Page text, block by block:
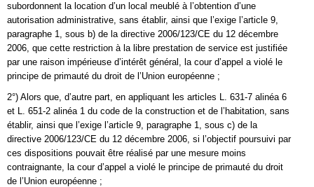
subordonnent la location d’un local meublé à l’obtention d’une
autorisation administrative, sans établir, ainsi que l’exige l’article 9,
paragraphe 1, sous b) de la directive 2006/123/CE du 12 décembre
2006, que cette restriction à la libre prestation de service est justifiée
par une raison impérieuse d’intérêt général, la cour d’appel a violé le
principe de primauté du droit de l’Union européenne ;
2°) Alors que, d’autre part, en appliquant les articles L. 631-7 alinéa 6
et L. 651-2 alinéa 1 du code de la construction et de l’habitation, sans
établir, ainsi que l’exige l’article 9, paragraphe 1, sous c) de la
directive 2006/123/CE du 12 décembre 2006, si l’objectif poursuivi par
ces dispositions pouvait être réalisé par une mesure moins
contraignante, la cour d’appel a violé le principe de primauté du droit
de l’Union européenne ;